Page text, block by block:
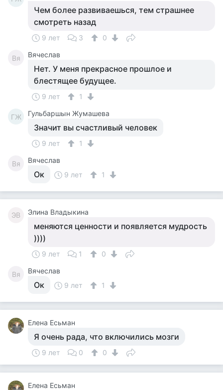
Чем более развиваешься, тем страшнее
смотреть назад
9 лет 3 0
Вя Вячеслав
Нет. У меня прекрасное прошлое и
блестящее будущее.
9 лет 1
ГЖ Гульбаршын Жумашева
Значит вы счастливый человек
9 лет 1
Вя Вячеслав
Ок 9 лет 1
ЭВ Элина Владыкина
меняются ценности и появляется мудрость
))))
9 лет 1 0
Вя Вячеслав
Ок 9 лет 1
Елена Есьман
Я очень рада, что включились мозги
9 лет 0 0
Елена Есьман